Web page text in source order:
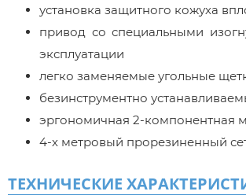
установка защитного кожуха
привод со специальными
эксплуатации
легко заменяемые угольные
безинструментно
эргономичная 2-компонентная
4-х метровый прорезиненный
ТЕХНИЧЕСКИЕ